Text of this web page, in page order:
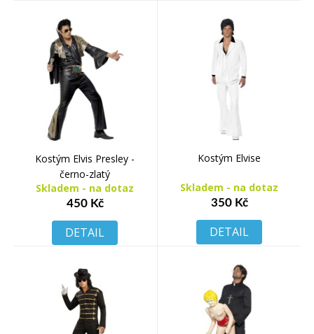
Kostým Elvis Presley -
černo-zlatý
Skladem - na dotaz
450 Kč
DETAIL
Kostým Elvise
Skladem - na dotaz
350 Kč
DETAIL